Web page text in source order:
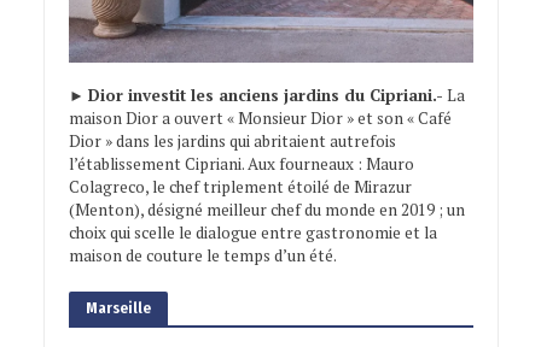
► Dior investit les anciens jardins du Cipriani.- La
maison Dior a ouvert « Monsieur Dior » et son « Café
Dior » dans les jardins qui abritaient autrefois
l’établissement Cipriani. Aux fourneaux : Mauro
Colagreco, le chef triplement étoilé de Mirazur
(Menton), désigné meilleur chef du monde en 2019 ; un
choix qui scelle le dialogue entre gastronomie et la
maison de couture le temps d’un été.
Marseille